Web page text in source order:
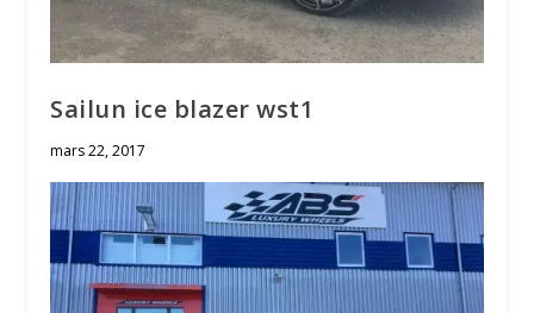
Sailun ice blazer wst1
mars 22, 2017